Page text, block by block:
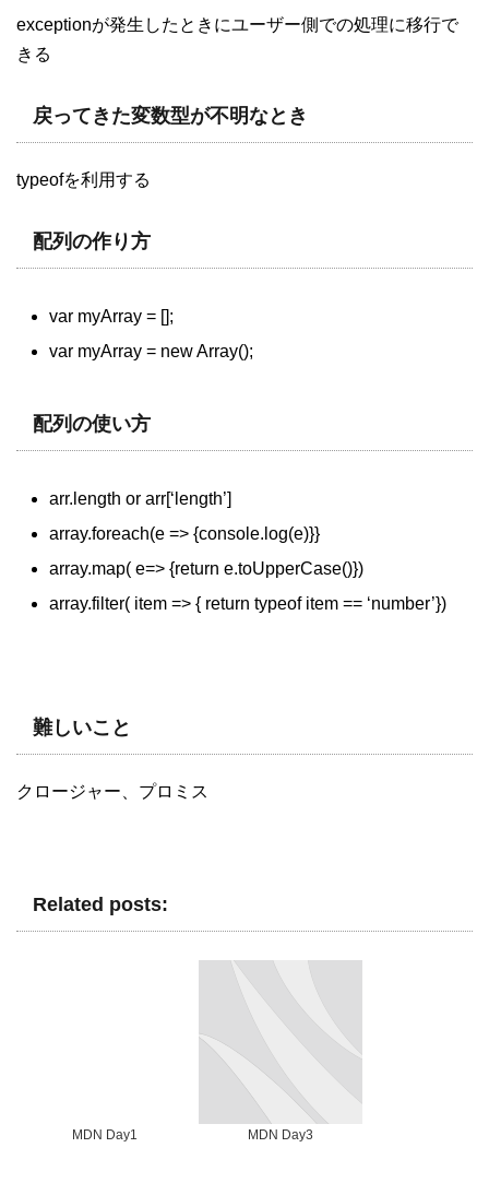
exceptionが発生したときにユーザー側での処理に移行で
きる
戻ってきた変数型が不明なとき
typeofを利用する
配列の作り方
var myArray = [];
var myArray = new Array();
配列の使い方
arr.length or arr[‘length’]
array.foreach(e => {console.log(e)}}
array.map( e=> {return e.toUpperCase()})
array.filter( item => { return typeof item == ‘number’})
難しいこと
クロージャー、プロミス
Related posts:
MDN Day1 MDN Day3